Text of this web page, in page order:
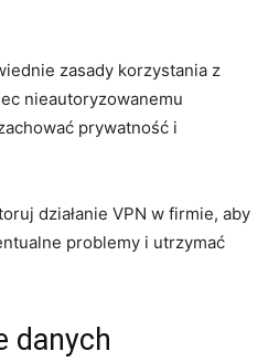
zasady ⁤korzystania ‍z
nieautoryzowanemu
prywatność i
działanie ‍VPN w firmie, aby
problemy i utrzymać
danych